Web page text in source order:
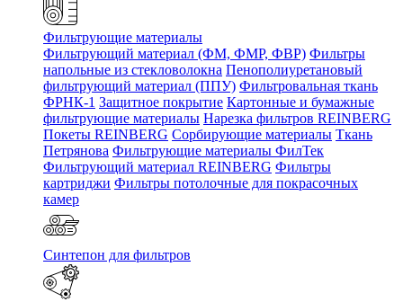
Фильтрующие материалы
Фильтрующий материал (ФМ, ФМР, ФВР) Фильтры
напольные из стекловолокна Пенополиуретановый
фильтрующий материал (ППУ) Фильтровальная ткань
ФРНК-1 Защитное покрытие Картонные и бумажные
фильтрующие материалы Нарезка фильтров REINBERG
Покеты REINBERG Сорбирующие материалы Ткань
Петрянова Фильтрующие материалы ФилТек
Фильтрующий материал REINBERG Фильтры
картриджи Фильтры потолочные для покрасочных
камер
Синтепон для фильтров